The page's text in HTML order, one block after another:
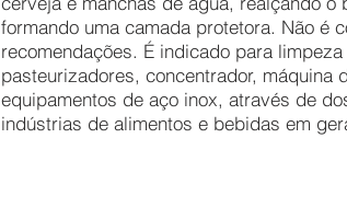
formando uma camada protetora. Não é
recomendações. É indicado para
pasteurizadores, concentrador, máquina
equipamentos de aço inox, através de
indústrias de alimentos e bebidas em